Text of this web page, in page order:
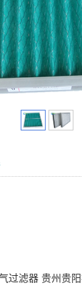
过滤器 贵州贵